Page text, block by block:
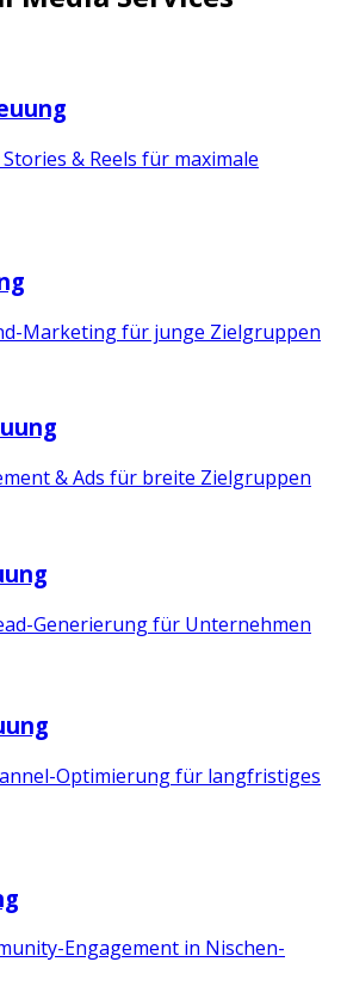
& Reels für maximale
Marketing für junge Zielgruppen
& Ads für breite Zielgruppen
Generierung für Unternehmen
Optimierung für langfristiges
Engagement in Nischen-